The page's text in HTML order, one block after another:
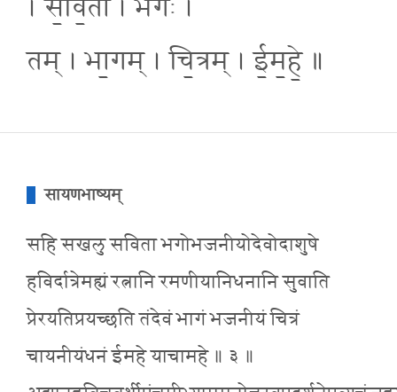
। स॒वि॒ता । भगः॑ ।
तम् । भा॒गम् । चि॒त्रम् । ई॒म॒हे॒ ॥
सायणभाष्यम्
सहि सखलु सविता भगोभजनीयोदेवोदाशुषे
हविर्दात्रेमह्यं रत्नानि रमणीयानिधनानि सुवाति
प्रेरयतिप्रयच्छति तंदेवं भागं भजनीयं चित्रं
चायनीयंधनं ईमहे याचामहे ॥ ३ ॥